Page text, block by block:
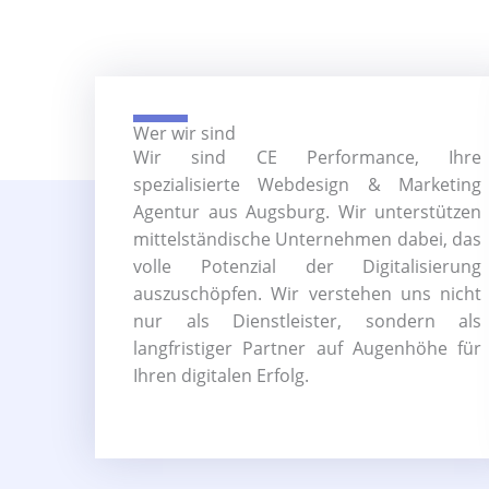
Wer wir sind
Wir sind CE Performance, Ihre
spezialisierte Webdesign & Marketing
Agentur aus Augsburg. Wir unterstützen
mittelständische Unternehmen dabei, das
volle Potenzial der Digitalisierung
auszuschöpfen. Wir verstehen uns nicht
nur als Dienstleister, sondern als
langfristiger Partner auf Augenhöhe für
Ihren digitalen Erfolg.